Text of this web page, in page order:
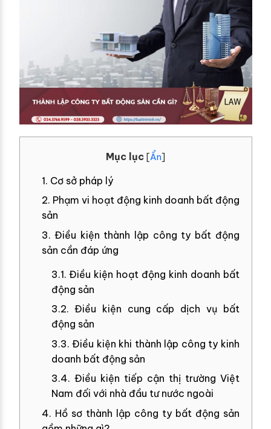
Mục lục [Ẩn]
1. Cơ sở pháp lý
2. Phạm vi hoạt động kinh doanh bất động
sản
3. Điều kiện thành lập công ty bất động
sản cần đáp ứng
3.1. Điều kiện hoạt động kinh doanh bất
động sản
3.2. Điều kiện cung cấp dịch vụ bất
động sản
3.3. Điều kiện khi thành lập công ty kinh
doanh bất động sản
3.4. Điều kiện tiếp cận thị trường Việt
Nam đối với nhà đầu tư nước ngoài
4. Hồ sơ thành lập công ty bất động sản